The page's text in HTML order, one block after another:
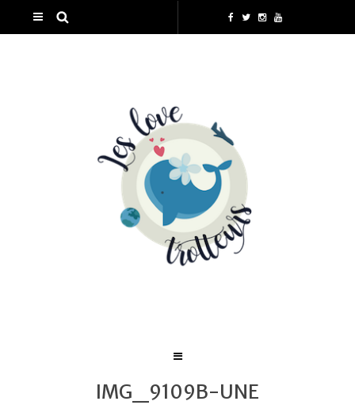
IMG_9109B-UNE